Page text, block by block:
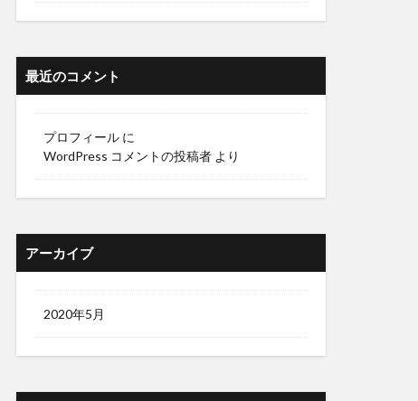
最近のコメント
プロフィール に
WordPress コメントの投稿者 より
アーカイブ
2020年5月